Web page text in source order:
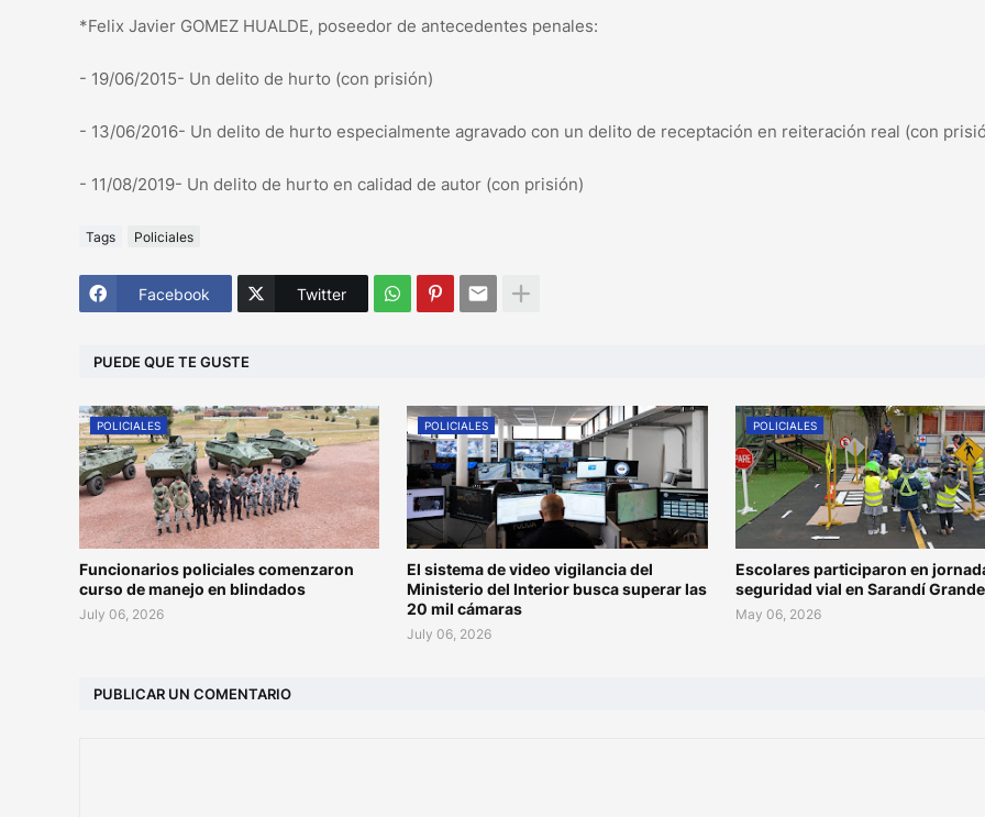
*Felix Javier GOMEZ HUALDE, poseedor de antecedentes penales:
- 19/06/2015- Un delito de hurto (con prisión)
- 13/06/2016- Un delito de hurto especialmente agravado con un delito de receptación en reiteración real (con
- 11/08/2019- Un delito de hurto en calidad de autor (con prisión)
Tags Policiales
Facebook Twitter
PUEDE QUE TE GUSTE
POLICIALES
Funcionarios policiales comenzaron
curso de manejo en blindados
July 06, 2026
POLICIALES
El sistema de video vigilancia del
Ministerio del Interior busca superar las
20 mil cámaras
July 06, 2026
POLICIALES
Escolares participaron en
seguridad vial en Sarandí Grande
May 06, 2026
PUBLICAR UN COMENTARIO